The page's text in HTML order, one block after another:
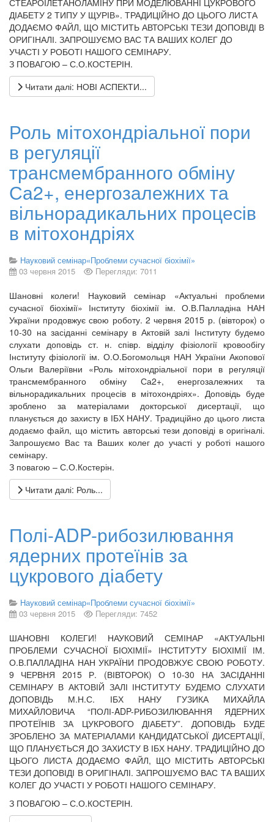
СТЕАРОЇЛЕТАНОЛАМІНУ ПРИ МОДЕЛЮВАННІ ЦУКРОВОГО
ДІАБЕТУ 2 ТИПУ У ЩУРІВ». ТРАДИЦІЙНО ДО ЦЬОГО ЛИСТА
ДОДАЄМО ФАЙЛ, ЩО МІСТИТЬ АВТОРСЬКІ ТЕЗИ ДОПОВІДІ В
ОРИГІНАЛІ. ЗАПРОШУЄМО ВАС ТА ВАШИХ КОЛЕГ ДО
УЧАСТІ У РОБОТІ НАШОГО СЕМІНАРУ.
З ПОВАГОЮ – С.О.КОСТЕРІН.
Читати далі: НОВІ АСПЕКТИ...
Роль мітохондріальної пори
в регуляції
трансмембранного обміну
Са2+, енергозалежних та
вільнорадикальних процесів
в мітохондріях
Науковий семінар«Проблеми сучасної біохімії»
03 червня 2015
Перегляди: 7011
Шановні колеги! Науковий семінар «Актуальні проблеми
сучасної біохімії» Інституту біохімії ім. О.В.Палладіна НАН
України продовжує свою роботу. 2 червня 2015 р. (вівторок) о
10-30 на засіданні семінару в Актовій залі Інституту будемо
слухати доповідь ст. н. співр. відділу фізіології кровообігу
Інституту фізіології ім. О.О.Богомольця НАН України Акопової
Ольги Валеріївни «Роль мітохондріальної пори в регуляції
трансмембранного обміну Са2+, енергозалежних та
вільнорадикальних процесів в мітохондріях». Доповідь буде
зроблено за матеріалами докторської дисертації, що
планується до захисту в ІБХ НАНУ. Традиційно до цього листа
додаємо файл, що містить авторські тези доповіді в оригіналі.
Запрошуємо Вас та Ваших колег до участі у роботі нашого
семінару.
З повагою – С.О.Костерін.
Читати далі: Роль...
Полі-ADP-рибозилювання
ядерних протеїнів за
цукрового діабету
Науковий семінар«Проблеми сучасної біохімії»
03 червня 2015
Перегляди: 7452
ШАНОВНІ КОЛЕГИ! НАУКОВИЙ СЕМІНАР «АКТУАЛЬНІ
ПРОБЛЕМИ СУЧАСНОЇ БІОХІМІЇ» ІНСТИТУТУ БІОХІМІЇ ІМ.
О.В.ПАЛЛАДІНА НАН УКРАЇНИ ПРОДОВЖУЄ СВОЮ РОБОТУ.
9 ЧЕРВНЯ 2015 Р. (ВІВТОРОК) О 10-30 НА ЗАСІДАННІ
СЕМІНАРУ В АКТОВІЙ ЗАЛІ ІНСТИТУТУ БУДЕМО СЛУХАТИ
ДОПОВІДЬ М.Н.С. ІБХ НАНУ ГУЗИКА МИХАЙЛА
МИХАЙЛОВИЧА “ПОЛІ-ADP-РИБОЗИЛЮВАННЯ ЯДЕРНИХ
ПРОТЕЇНІВ ЗА ЦУКРОВОГО ДІАБЕТУ”. ДОПОВІДЬ БУДЕ
ЗРОБЛЕНО ЗА МАТЕРІАЛАМИ КАНДИДАТСЬКОЇ ДИСЕРТАЦІЇ,
ЩО ПЛАНУЄТЬСЯ ДО ЗАХИСТУ В ІБХ НАНУ. ТРАДИЦІЙНО ДО
ЦЬОГО ЛИСТА ДОДАЄМО ФАЙЛ, ЩО МІСТИТЬ АВТОРСЬКІ
ТЕЗИ ДОПОВІДІ В ОРИГІНАЛІ. ЗАПРОШУЄМО ВАС ТА ВАШИХ
КОЛЕГ ДО УЧАСТІ У РОБОТІ НАШОГО СЕМІНАРУ.
З ПОВАГОЮ – С.О.КОСТЕРІН.